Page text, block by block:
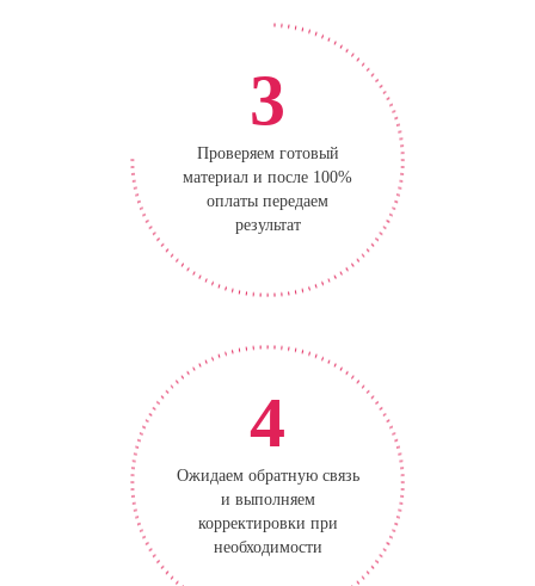
3
Проверяем готовый
материал и после 100%
оплаты передаем
результат
4
Ожидаем обратную связь
и выполняем
корректировки при
необходимости